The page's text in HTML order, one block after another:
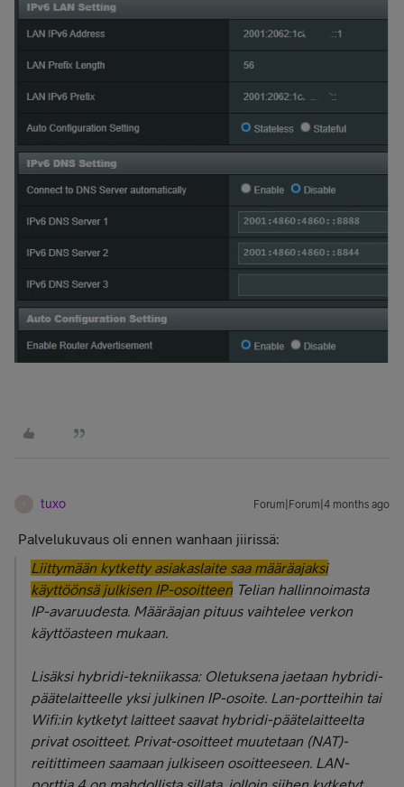
tuxo Forum|Forum|4 months ago
Palvelukuvaus oli ennen wanhaan jiirissä:
Liittymään kytketty asiakaslaite saa määräajaksi
käyttöönsä julkisen IP-osoitteenTelian hallinnoimasta
IP-avaruudesta. Määräajan pituus vaihtelee verkon
käyttöasteen mukaan.
Lisäksi hybridi-tekniikassa: Oletuksena jaetaan hybridi-
päätelaitteelle yksi julkinen IP-osoite. Lan-portteihin tai
Wifi:in kytketyt laitteet saavat hybridi-päätelaitteelta
privat osoitteet. Privat-osoitteet muutetaan (NAT)-
reitittimeen saamaan julkiseen osoitteeseen. LAN-